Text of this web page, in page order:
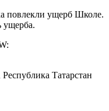
повлекли ущерб Школе.
ущерба.
Татарстан